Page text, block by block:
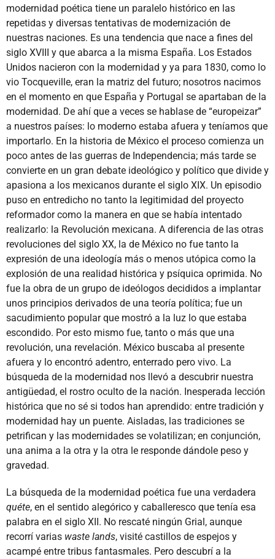
modernidad poética tiene un paralelo histórico en las
repetidas y diversas tentativas de modernización de
nuestras naciones. Es una tendencia que nace a fines del
siglo XVIII y que abarca a la misma España. Los Estados
Unidos nacieron con la modernidad y ya para 1830, como lo
vio Tocqueville, eran la matriz del futuro; nosotros nacimos
en el momento en que España y Portugal se apartaban de la
modernidad. De ahí que a veces se hablase de “europeizar”
a nuestros países: lo moderno estaba afuera y teníamos que
importarlo. En la historia de México el proceso comienza un
poco antes de las guerras de Independencia; más tarde se
convierte en un gran debate ideológico y político que divide y
apasiona a los mexicanos durante el siglo XIX. Un episodio
puso en entredicho no tanto la legitimidad del proyecto
reformador como la manera en que se había intentado
realizarlo: la Revolución mexicana. A diferencia de las otras
revoluciones del siglo XX, la de México no fue tanto la
expresión de una ideología más o menos utópica como la
explosión de una realidad histórica y psíquica oprimida. No
fue la obra de un grupo de ideólogos decididos a implantar
unos principios derivados de una teoría política; fue un
sacudimiento popular que mostró a la luz lo que estaba
escondido. Por esto mismo fue, tanto o más que una
revolución, una revelación. México buscaba al presente
afuera y lo encontró adentro, enterrado pero vivo. La
búsqueda de la modernidad nos llevó a descubrir nuestra
antigüedad, el rostro oculto de la nación. Inesperada lección
histórica que no sé si todos han aprendido: entre tradición y
modernidad hay un puente. Aisladas, las tradiciones se
petrifican y las modernidades se volatilizan; en conjunción,
una anima a la otra y la otra le responde dándole peso y
gravedad.
La búsqueda de la modernidad poética fue una verdadera
quéte, en el sentido alegórico y caballeresco que tenía esa
palabra en el siglo XII. No rescaté ningún Grial, aunque
recorrí varias waste lands, visité castillos de espejos y
acampé entre tribus fantasmales. Pero descubrí a la